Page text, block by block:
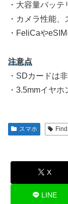
・大容量バッ
・カメラ性能
・FeliCaや
注意点
・SDカードは
・3.5mmイヤ
スマホ
X
LINE